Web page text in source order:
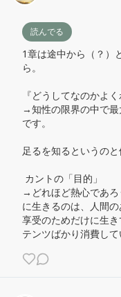
読んでる
1章は途中から（？）
ら。
『どうしてなのかよ
→知性の限界の中で
です。
足るを知るというの
→どれほど熱心であ
に生きるのは、人間の
享受のためだけに生
テンツばかり消費して